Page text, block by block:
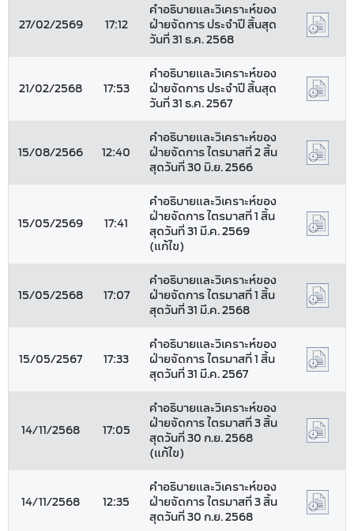
27/02/2569 17:12
คำอธิบายและวิเคราะห์ของ
ฝ่ายจัดการ ประจำปี สิ้นสุด
วันที่ 31 ธ.ค. 2568
21/02/2568 17:53
คำอธิบายและวิเคราะห์ของ
ฝ่ายจัดการ ประจำปี สิ้นสุด
วันที่ 31 ธ.ค. 2567
15/08/2566 12:40
คำอธิบายและวิเคราะห์ของ
ฝ่ายจัดการ ไตรมาสที่ 2 สิ้น
สุดวันที่ 30 มิ.ย. 2566
15/05/2569 17:41
คำอธิบายและวิเคราะห์ของ
ฝ่ายจัดการ ไตรมาสที่ 1 สิ้น
สุดวันที่ 31 มี.ค. 2569
(แก้ไข)
15/05/2568 17:07
คำอธิบายและวิเคราะห์ของ
ฝ่ายจัดการ ไตรมาสที่ 1 สิ้น
สุดวันที่ 31 มี.ค. 2568
15/05/2567 17:33
คำอธิบายและวิเคราะห์ของ
ฝ่ายจัดการ ไตรมาสที่ 1 สิ้น
สุดวันที่ 31 มี.ค. 2567
14/11/2568 17:05
คำอธิบายและวิเคราะห์ของ
ฝ่ายจัดการ ไตรมาสที่ 3 สิ้น
สุดวันที่ 30 ก.ย. 2568
(แก้ไข)
14/11/2568 12:35
คำอธิบายและวิเคราะห์ของ
ฝ่ายจัดการ ไตรมาสที่ 3 สิ้น
สุดวันที่ 30 ก.ย. 2568